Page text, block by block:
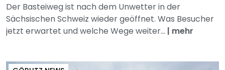
Der Basteiweg ist nach dem Unwetter in der
Sächsischen Schweiz wieder geöffnet. Was Besucher
jetzt erwartet und welche Wege weiter... | mehr